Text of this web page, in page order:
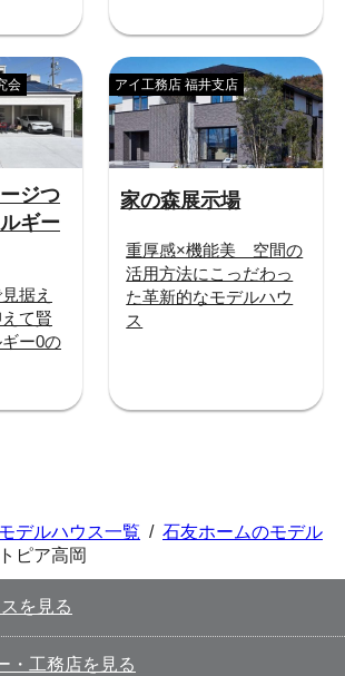
ジつ
ギー
会
据え
て賢
ー0の
家の森展示場
アイ工務店 福井支店
重厚感×機能美 空間の
活用方法にこっだわっ
た革新的なモデルハウ
ス
モデルハウス一覧 / 石友ホームのモデル
ピア高岡
を見る
・工務店を見る